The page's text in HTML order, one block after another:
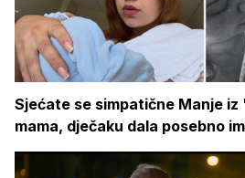
Sjećate se simpatične Manje
mama, dječaku dala posebno